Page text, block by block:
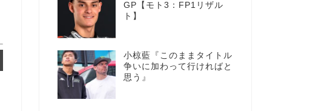
GP【モト3：FP1リザル
ト】
小椋藍『このままタイトル
争いに加わって行ければと
思う』